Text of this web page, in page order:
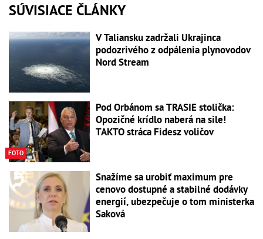
SÚVISIACE ČLÁNKY
V Taliansku zadržali Ukrajinca
podozrivého z odpálenia plynovodov
Nord Stream
FOTO
Pod Orbánom sa TRASIE stolička:
Opozičné krídlo naberá na sile!
TAKTO stráca Fidesz voličov
Snažíme sa urobiť maximum pre
cenovo dostupné a stabilné dodávky
energií, ubezpečuje o tom ministerka
Saková